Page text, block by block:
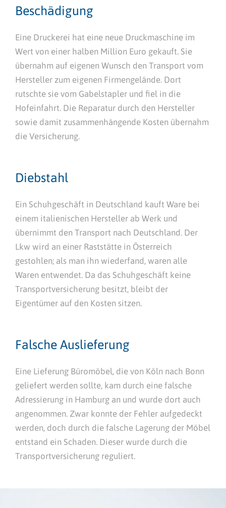
Beschädigung
Eine Druckerei hat eine neue Druckmaschine im
Wert von einer halben Million Euro gekauft. Sie
übernahm auf eigenen Wunsch den Transport vom
Hersteller zum eigenen Firmengelände. Dort
rutschte sie vom Gabelstapler und fiel in die
Hofeinfahrt. Die Reparatur durch den Hersteller
sowie damit zusammenhängende Kosten übernahm
die Versicherung.
Diebstahl
Ein Schuhgeschäft in Deutschland kauft Ware bei
einem italienischen Hersteller ab Werk und
übernimmt den Transport nach Deutschland. Der
Lkw wird an einer Raststätte in Österreich
gestohlen; als man ihn wiederfand, waren alle
Waren entwendet. Da das Schuhgeschäft keine
Transportversicherung besitzt, bleibt der
Eigentümer auf den Kosten sitzen.
Falsche Auslieferung
Eine Lieferung Büromöbel, die von Köln nach Bonn
geliefert werden sollte, kam durch eine falsche
Adressierung in Hamburg an und wurde dort auch
angenommen. Zwar konnte der Fehler aufgedeckt
werden, doch durch die falsche Lagerung der Möbel
entstand ein Schaden. Dieser wurde durch die
Transportversicherung reguliert.